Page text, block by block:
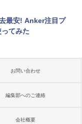
最安! Anker注目プ
てみた
お問い合わせ
編集部へのご連絡
会社概要